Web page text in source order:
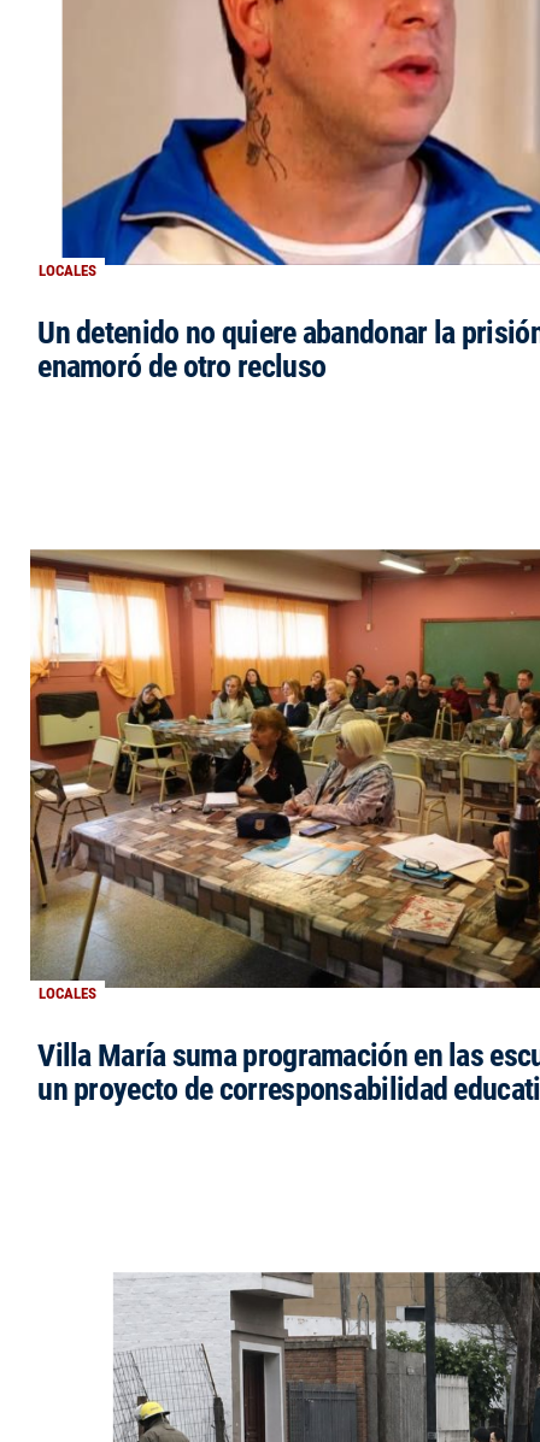
LOCALES
Un detenido no quiere abandonar la
enamoró de otro recluso
LOCALES
Villa María suma programación en las
un proyecto de corresponsabilidad